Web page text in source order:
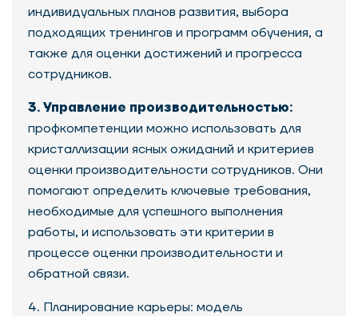
индивидуальных планов развития, выбора
подходящих тренингов и программ обучения, а
также для оценки достижений и прогресса
сотрудников.
3. Управление производительностью:
профкомпетенции можно использовать для
кристаллизации ясных ожиданий и критериев
оценки производительности сотрудников. Они
помогают определить ключевые требования,
необходимые для успешного выполнения
работы, и использовать эти критерии в
процессе оценки производительности и
обратной связи.
4. Планирование карьеры: модель